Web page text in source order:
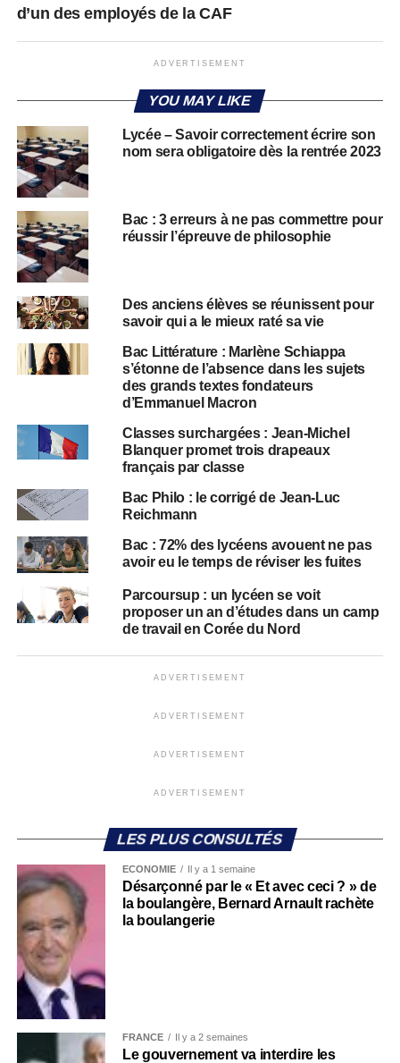
d’un des employés de la CAF
ADVERTISEMENT
YOU MAY LIKE
Lycée – Savoir correctement écrire son
nom sera obligatoire dès la rentrée 2023
Bac : 3 erreurs à ne pas commettre pour
réussir l’épreuve de philosophie
Des anciens élèves se réunissent pour
savoir qui a le mieux raté sa vie
Bac Littérature : Marlène Schiappa
s’étonne de l’absence dans les sujets
des grands textes fondateurs
d’Emmanuel Macron
Classes surchargées : Jean-Michel
Blanquer promet trois drapeaux
français par classe
Bac Philo : le corrigé de Jean-Luc
Reichmann
Bac : 72% des lycéens avouent ne pas
avoir eu le temps de réviser les fuites
Parcoursup : un lycéen se voit
proposer un an d’études dans un camp
de travail en Corée du Nord
ADVERTISEMENT
ADVERTISEMENT
ADVERTISEMENT
ADVERTISEMENT
LES PLUS CONSULTÉS
ECONOMIE Il y a 1 semaine
Désarçonné par le « Et avec ceci ? » de
la boulangère, Bernard Arnault rachète
la boulangerie
FRANCE Il y a 2 semaines
Le gouvernement va interdire les